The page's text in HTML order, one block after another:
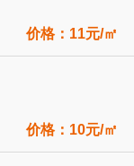
价格：11元/㎡
价格：10元/㎡